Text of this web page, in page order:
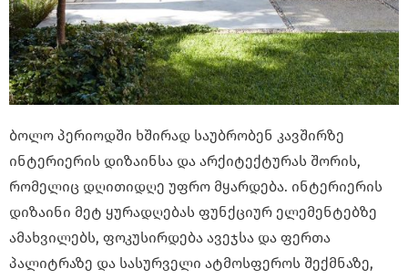
ბოლო პერიოდში ხშირად საუბრობენ კავშირზე
ინტერიერის დიზაინსა და არქიტექტურას შორის,
რომელიც დღითიდღე უფრო მყარდება. ინტერიერის
დიზაინი მეტ ყურადღებას ფუნქციურ ელემენტებზე
ამახვილებს, ფოკუსირდება ავეჯსა და ფერთა
პალიტრაზე და სასურველი ატმოსფეროს შექმნაზე,